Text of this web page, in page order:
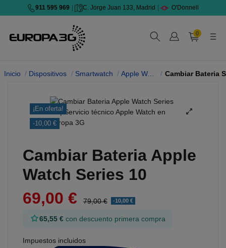
911 595 969 C. Jorge Juan 133, Madrid O'Donnell
0
Inicio Dispositivos Smartwatch Apple Watch
¡En oferta!
-10,00 €
Cambiar Bateria Apple
Watch Series 10
69,00 €
79,00 € -10,00 €
65,55 € con descuento primera compra
Impuestos incluidos